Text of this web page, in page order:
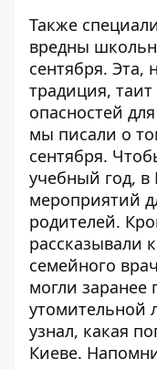
Также
вредны
сентября. Эта,
традиция,
опасностей
мы писали о
сентября.
учебный год, в
мероприятий
родителей.
рассказывали
семейного
могли заранее
утомительной
узнал, какая
Киеве.